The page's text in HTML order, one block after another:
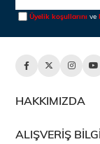
Üyelik koşullarını ve
HAKKIMIZDA
ALIŞVERİŞ